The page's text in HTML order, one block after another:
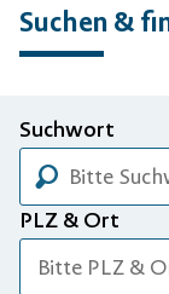
Suchen &
Suchwort
PLZ & Ort